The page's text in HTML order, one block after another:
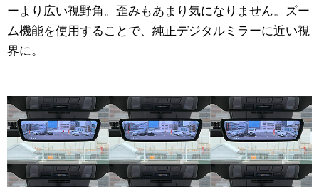
ーより広い視野角。歪みもあまり気になりません。ズー
ム機能を使用することで、純正デジタルミラーに近い視
界に。